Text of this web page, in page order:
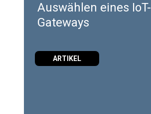
Auswählen eines IoT-
Gateways
ARTIKEL